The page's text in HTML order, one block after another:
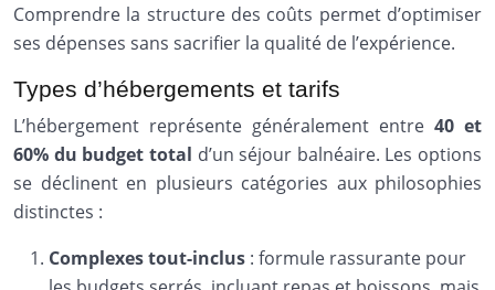
Comprendre la structure des coûts permet d’optimiser
ses dépenses sans sacrifier la qualité de l’expérience.
Types d’hébergements et tarifs
L’hébergement représente généralement entre 40 et
60% du budget total d’un séjour balnéaire. Les options
se déclinent en plusieurs catégories aux philosophies
distinctes :
Complexes tout-inclus : formule rassurante pour